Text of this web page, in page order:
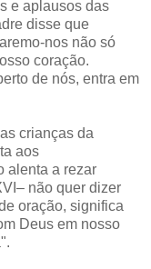
e aplausos das
disse que
nos não só
coração.
de nós, entra em
crianças da
aos
alenta a rezar
não quer dizer
oração, significa
Deus em nosso